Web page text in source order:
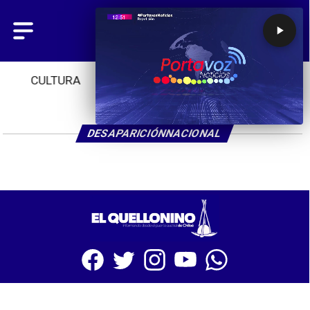
CULTURA TENDENCIAS INICIO
DESAPARICIÓNNACIONAL